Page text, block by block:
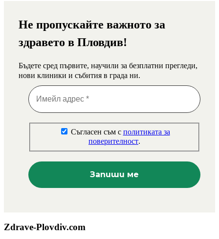
Не пропускайте важното за
здравето в Пловдив!
Бъдете сред първите, научили за безплатни прегледи,
нови клиники и събития в града ни.
Съгласен съм с политиката за
поверителност.
Zdrave-Plovdiv.com